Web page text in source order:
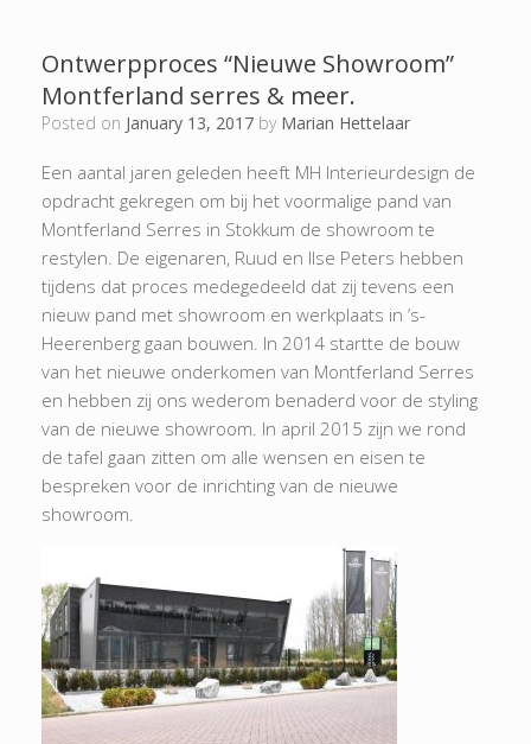
Ontwerpproces “Nieuwe Showroom”
Montferland serres & meer.
Posted on January 13, 2017 by Marian Hettelaar
Een aantal jaren geleden heeft MH Interieurdesign de
opdracht gekregen om bij het voormalige pand van
Montferland Serres in Stokkum de showroom te
restylen. De eigenaren, Ruud en Ilse Peters hebben
tijdens dat proces medegedeeld dat zij tevens een
nieuw pand met showroom en werkplaats in ’s-
Heerenberg gaan bouwen. In 2014 startte de bouw
van het nieuwe onderkomen van Montferland Serres
en hebben zij ons wederom benaderd voor de styling
van de nieuwe showroom. In april 2015 zijn we rond
de tafel gaan zitten om alle wensen en eisen te
bespreken voor de inrichting van de nieuwe
showroom.